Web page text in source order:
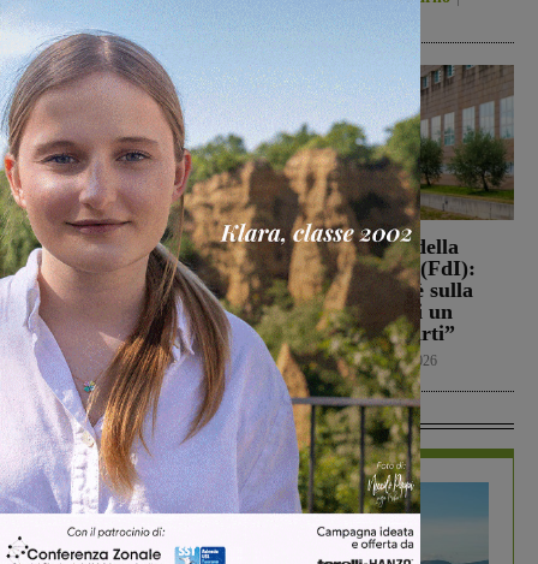
8 Agosto 2026
Loro Ciuffenna, squadre
antincendio al lavoro per
un rogo nei boschi
Cronaca 8 Agosto 2026
Punto Nascita della
Gruccia, Tucci (FdI):
“Montevarchi è sulla
giusta strada di un
aumento dei parti”
Politica 8 Agosto 2026
In Vetrina